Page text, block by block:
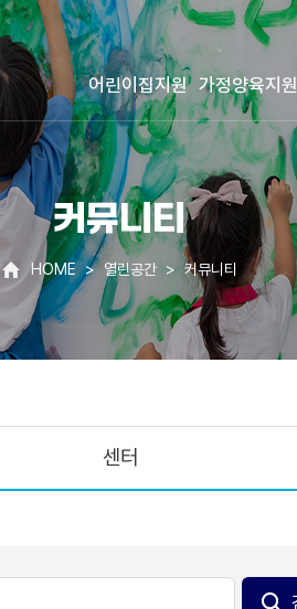
어린이집지원 가정양육지원
커뮤니티
HOME 열린공간 커뮤니티
센터